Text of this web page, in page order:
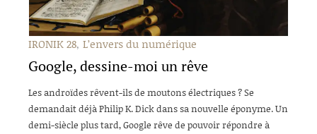
IRONIK 28 L’envers du numérique
Google, dessine-moi un rêve
Les androïdes rêvent-ils de moutons électriques ? Se
demandait déjà Philip K. Dick dans sa nouvelle éponyme. Un
demi-siècle plus tard, Google rêve de pouvoir répondre à